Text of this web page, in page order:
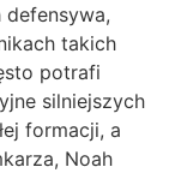
takich
potrafi
silniejszych
formacji, a
Noah